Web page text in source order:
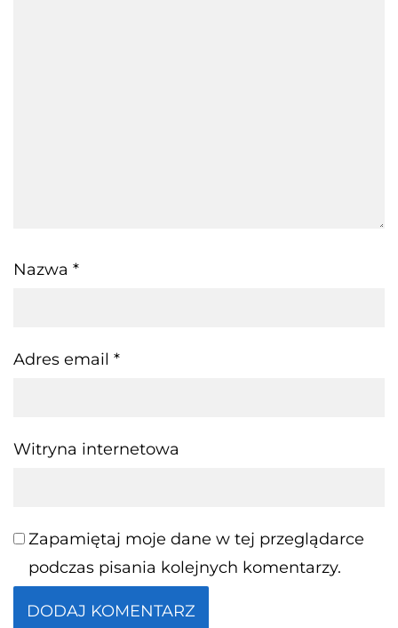
Nazwa *
Adres email *
Witryna internetowa
Zapamiętaj moje dane w tej przeglądarce
podczas pisania kolejnych komentarzy.